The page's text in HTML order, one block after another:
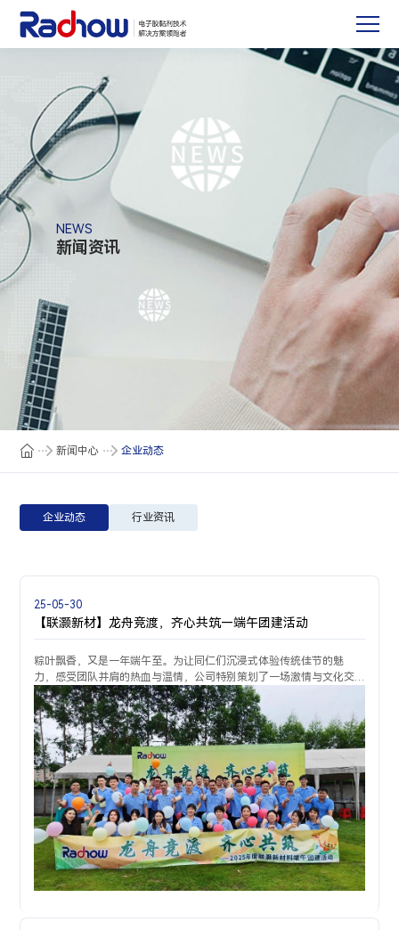
NEWS
新闻资讯
新闻中心 企业动态
企业动态 行业资讯
25-05-30
【联灏新材】龙舟竞渡，齐心共筑—端午团建活动
粽叶飘香，又是一年端午至。为让同仁们沉浸式体验传统佳节的魅
力，感受团队并肩的热血与温情，公司特别策划了一场激情与文化交
融的端午主题团建活动！欢声笑语与拼搏呐喊交织，这个端午，我们
以团结为桨，共赴一场